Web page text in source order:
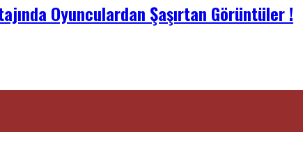
Oyunculardan Şaşırtan Görüntüler !